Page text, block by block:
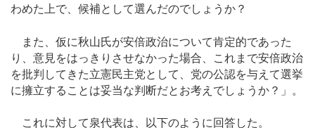
わめた上で、候補として選んだのでしょうか？
また、仮に秋山氏が安倍政治について肯定的であった
り、意見をはっきりさせなかった場合、これまで安倍政治
を批判してきた立憲民主党として、党の公認を与えて選挙
に擁立することは妥当な判断だとお考えでしょうか？」。
これに対して泉代表は、以下のように回答した。